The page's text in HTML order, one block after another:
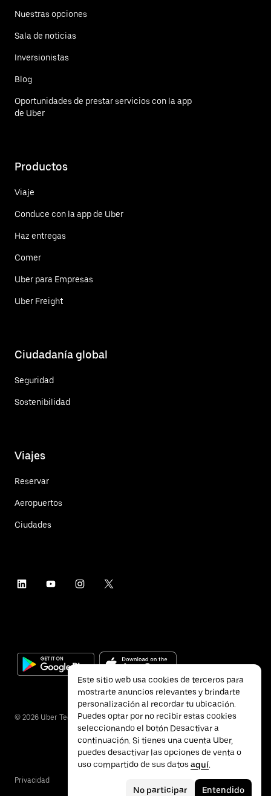
Nuestras opciones
Sala de noticias
Inversionistas
Blog
Oportunidades de prestar servicios con la app
de Uber
Productos
Viaje
Conduce con la app de Uber
Haz entregas
Comer
Uber para Empresas
Uber Freight
Ciudadanía global
Seguridad
Sostenibilidad
Viajes
Reservar
Aeropuertos
Ciudades
© 2026 Uber Technologies Inc.
Privacidad
Este sitio web usa cookies de terceros para
mostrarte anuncios relevantes y brindarte
personalización al recordar tu ubicación.
Puedes optar por no recibir estas cookies
seleccionando el botón Desactivar a
continuación. Si tienes una cuenta Uber,
puedes desactivar las opciones de venta o
uso compartido de sus datos aquí.
No participar Entendido